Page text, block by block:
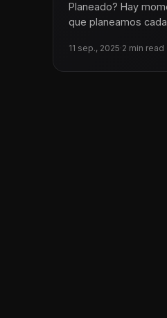
Planeado? Hay momentos en los que, por más
que planeamos cada
11 sep., 2025·2 min read